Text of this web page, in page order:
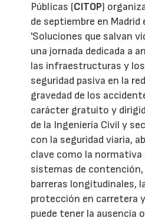
Públicas (CITOP)
de septiembre en
'Soluciones que salvan
una jornada dedicada a
las infraestructuras y
seguridad pasiva en la
gravedad de los
carácter gratuito y
de la Ingeniería Civil y
con la seguridad viaria,
clave como la normativa
sistemas de contención,
barreras longitudinales,
protección en carretera
puede tener la ausencia